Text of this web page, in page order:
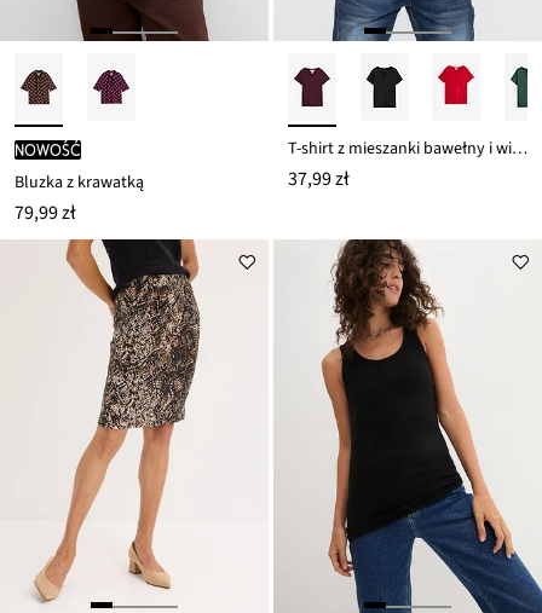
nowość
Bluzka z krawatką
79,99 zł
T-shirt z mieszanki bawełny i wiskozy
37,99 zł